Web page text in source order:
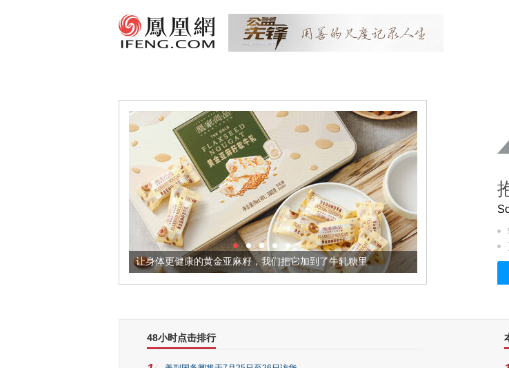
让身体更健康的黄金亚麻籽，我们把它加到了牛轧糖里 被列入佛家七宝的
48小时点击排行